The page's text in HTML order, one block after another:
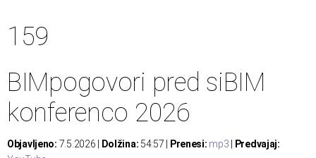
159
BIMpogovori pred siBIM
konferenco 2026
Objavljeno: 7.5.2026 | Dolžina: 54:57 | Prenesi: mp3
Predvajaj: